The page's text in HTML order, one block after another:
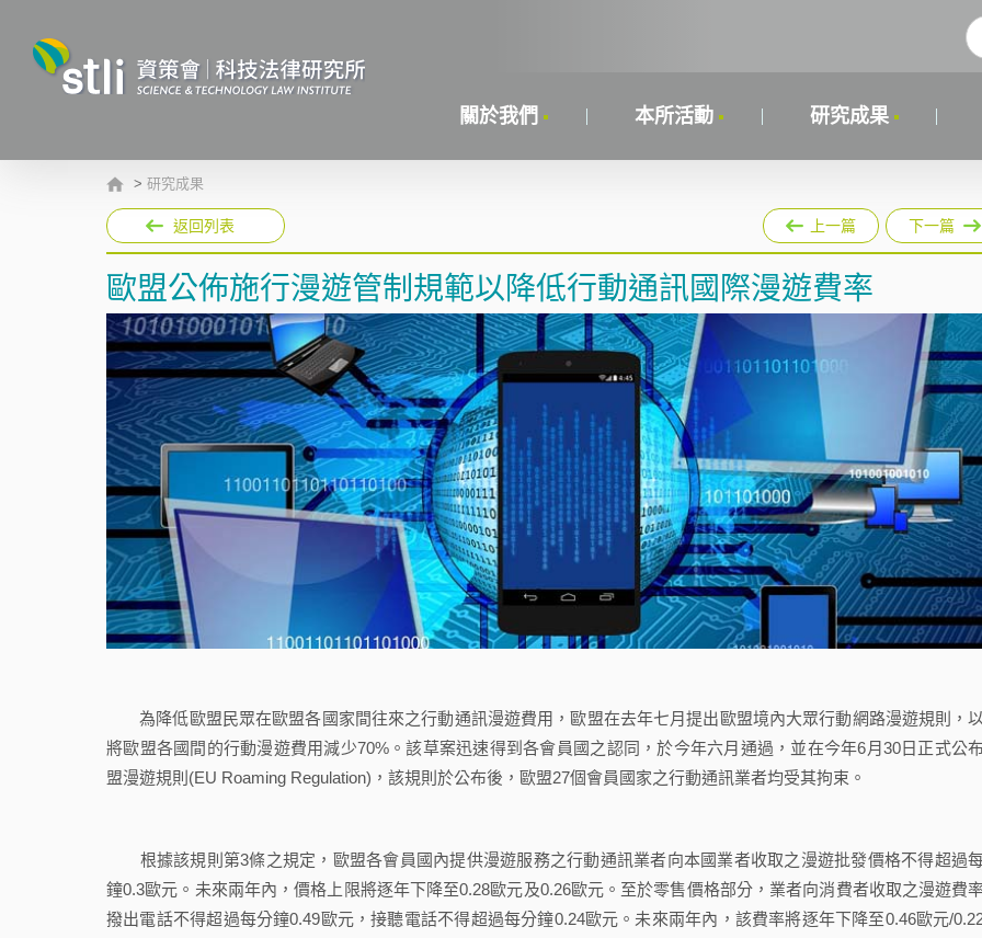
關於我們 本所活動 研究成果
> 研究成果
返回列表 上一篇 下一篇
歐盟公佈施行漫遊管制規範以降低行動通訊國際漫遊費率
為降低歐盟民眾在歐盟各國家間往來之行動通訊漫遊費用，歐盟在去年七月提出歐盟境內大眾行動網路漫遊規則，
將歐盟各國間的行動漫遊費用減少70%。該草案迅速得到各會員國之認同，於今年六月通過，並在今年6月30日正式公
盟漫遊規則(EU Roaming Regulation)，該規則於公布後，歐盟27個會員國家之行動通訊業者均受其拘束。
根據該規則第3條之規定，歐盟各會員國內提供漫遊服務之行動通訊業者向本國業者收取之漫遊批發價格不得超過
鐘0.3歐元。未來兩年內，價格上限將逐年下降至0.28歐元及0.26歐元。至於零售價格部分，業者向消費者收取之漫遊費
撥出電話不得超過每分鐘0.49歐元，接聽電話不得超過每分鐘0.24歐元。未來兩年內，該費率將逐年下降至0.46歐元/